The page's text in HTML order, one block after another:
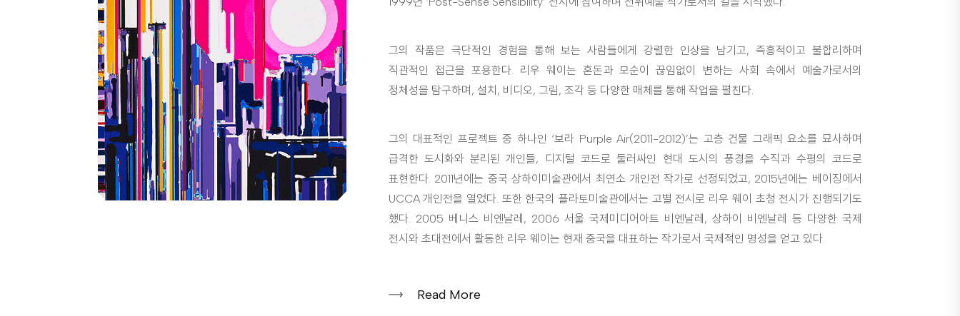
그의 작품은 극단적인 경험을 통해 보는 사람들에게 강렬한 인상을 남기고, 즉흥적이고 불합리하며
직관적인 접근을 포용한다. 리우 웨이는 혼돈과 모순이 끊임없이 변하는 사회 속에서 예술가로서의
정체성을 탐구하며, 설치, 비디오, 그림, 조각 등 다양한 매체를 통해 작업을 펼친다.
그의 대표적인 프로젝트 중 하나인 ‘보라 Purple Air(2011-2012)’는 고층 건물 그래픽 요소를 묘사하며
급격한 도시화와 분리된 개인들, 디지털 코드로 둘러싸인 현대 도시의 풍경을 수직과 수평의 코드로
표현한다. 2011년에는 중국 상하이미술관에서 최연소 개인전 작가로 선정되었고, 2015년에는 베이징에서
UCCA 개인전을 열었다. 또한 한국의 플라토미술관에서는 고별 전시로 리우 웨이 초청 전시가 진행되기도
했다. 2005 베니스 비엔날레, 2006 서울 국제미디어아트 비엔날레, 상하이 비엔날레 등 다양한 국제
전시와 초대전에서 활동한 리우 웨이는 현재 중국을 대표하는 작가로서 국제적인 명성을 얻고 있다.
Read More